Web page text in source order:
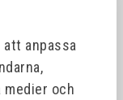
anpassa
och
HSS-G